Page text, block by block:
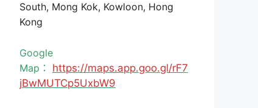
South, Mong Kok, Kowloon, Hong
Kong
Google
Map： https://maps.app.goo.gl/rF7
jBwMUTCp5UxbW9